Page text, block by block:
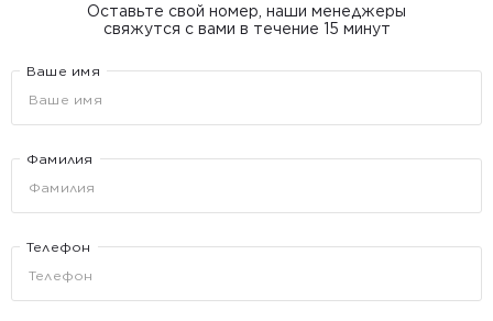
Оставьте свой номер, наши менеджеры
свяжутся с вами в течение 15 минут
Ваше имя
Фамилия
Телефон